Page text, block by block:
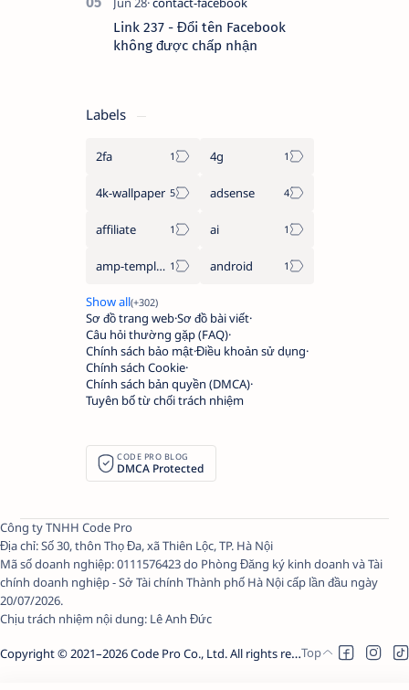
Link 237 - Đổi tên Facebook
không được chấp nhận
Labels
2fa 4g
4k-wallpaper adsense
affiliate ai
amp-template android
Sơ đồ trang webSơ đồ bài viết
Câu hỏi thường gặp (FAQ)
Chính sách bảo mậtĐiều khoản sử dụng
Chính sách Cookie
Chính sách bản quyền (DMCA)
Tuyên bố từ chối trách nhiệm
CODE PRO BLOG
DMCA Protected
Công ty TNHH Code Pro
Địa chỉ: Số 30, thôn Thọ Đa, xã Thiên Lộc, TP. Hà Nội
Mã số doanh nghiệp: 0111576423 do Phòng Đăng ký kinh doanh và Tài
chính doanh nghiệp - Sở Tài chính Thành phố Hà Nội cấp lần đầu ngày
20/07/2026.
Chịu trách nhiệm nội dung: Lê Anh Đức
Copyright © 2021–2026Code Pro Co., Ltd.All rights reserved.